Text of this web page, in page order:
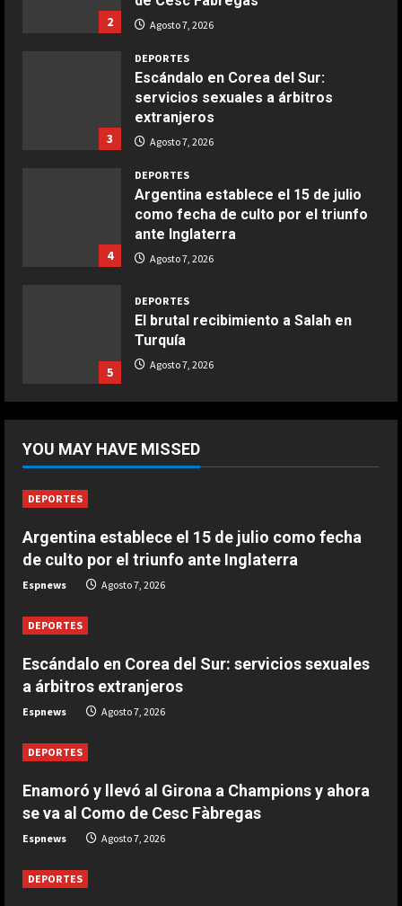
Ensalada de espinacas deliciosa
COCINA
Boquerones fritos en freidora de
aire
COCINA
Buñuelos de alcachofas
5
COCINA
Ternera guisada con senderuelas
2 Agosto 7, 2026
3
DEPORTES
Escándalo en Corea del Sur:
servicios sexuales a árbitros
extranjeros
Agosto 7, 2026
4
DEPORTES
Argentina establece el 15 de julio
como fecha de culto por el triunfo
ante Inglaterra
Agosto 7, 2026
5
DEPORTES
El brutal recibimiento a Salah en
Turquía
Agosto 7, 2026
Riqui Puig, a un paso
Agosto 7, 2026
Enamoró y llevó al Girona a
Champions y ahora se va al Como
de Cesc Fàbregas
3
Escándalo en Corea del Sur:
servicios sexuales a árbitros
extranjeros
4
como fecha de culto por el triunfo
ante Inglaterra
Agosto 7, 2026
YOU MAY HAVE MISSED
DEPORTES
Argentina establece el 15 de julio como fecha
de culto por el triunfo ante Inglaterra
Espnews Agosto 7, 2026
DEPORTES
Escándalo en Corea del Sur: servicios sexuales
a árbitros extranjeros
Espnews Agosto 7, 2026
DEPORTES
Enamoró y llevó al Girona a Champions y ahora
se va al Como de Cesc Fàbregas
Espnews Agosto 7, 2026
DEPORTES